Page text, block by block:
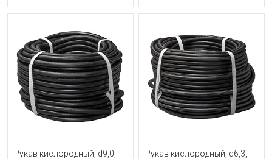
Рукав кислородный, d9,0,
Рукав кислородный, d6,3,